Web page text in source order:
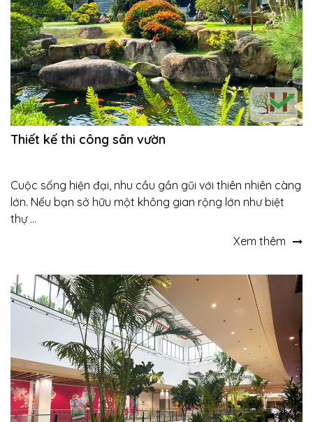
Thiết kế thi công sân vườn
Cuộc sống hiện đại, nhu cầu gần gũi với thiên nhiên càng
lớn. Nếu bạn sở hữu một không gian rộng lớn như biệt
thự ...
Xem thêm